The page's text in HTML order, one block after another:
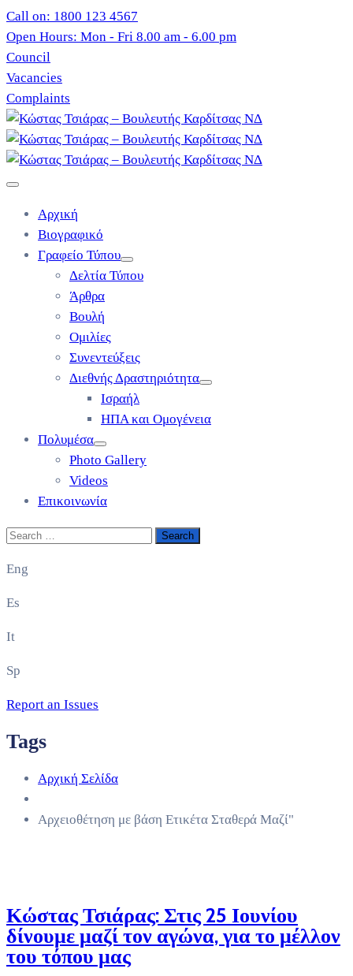
Call on: 1800 123 4567
Open Hours: Mon - Fri 8.00 am - 6.00 pm
Council
Vacancies
Complaints
Αρχική
Βιογραφικό
Γραφείο Τύπου
Δελτία Τύπου
Άρθρα
Βουλή
Ομιλίες
Συνεντεύξεις
Διεθνής Δραστηριότητα
Ισραήλ
ΗΠΑ και Ομογένεια
Πολυμέσα
Photo Gallery
Videos
Επικοινωνία
Eng
Es
It
Sp
Report an Issues
Tags
Αρχική Σελίδα
Αρχειοθέτηση με βάση Ετικέτα Σταθερά Μαζί"
Κώστας Τσιάρας: Στις 25 Ιουνίου
δίνουμε μαζί τον αγώνα, για το μέλλον
του τόπου μας